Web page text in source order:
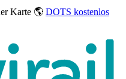
Karte 🌎 DOTS kostenlos